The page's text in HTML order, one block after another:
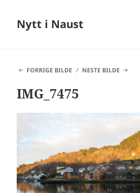
Nytt i Naust
FORRIGE BILDE
NESTE BILDE
IMG_7475